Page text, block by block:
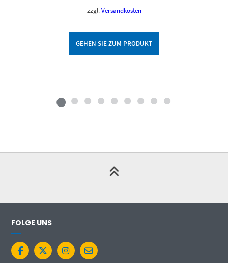
zzgl. Versandkosten
GEHEN SIE ZUM PRODUKT
FOLGE UNS